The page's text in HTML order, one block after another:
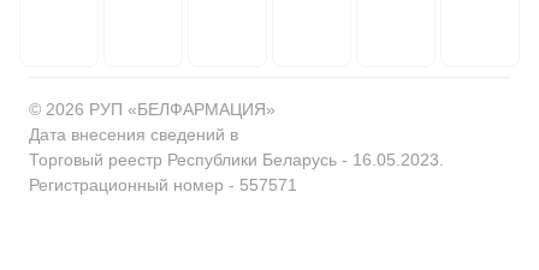
© 2026 РУП «БЕЛФАРМАЦИЯ»
Дата внесения сведений в
Торговый реестр Республики Беларусь - 16.05.2023.
Регистрационный номер - 557571